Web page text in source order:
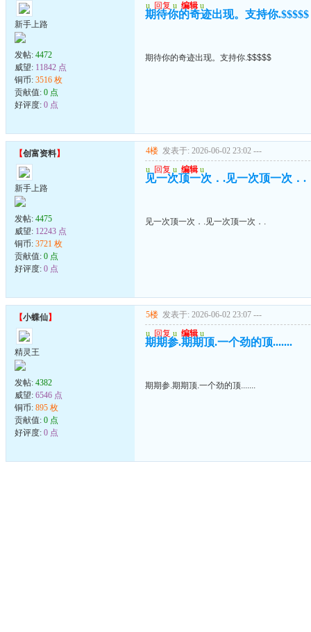
新手上路
发帖: 4472
威望: 11842 点
铜币: 3516 枚
贡献值: 0 点
好评度: 0 点
u 回复 u 编辑 u
期待你的奇迹出现。支持你.$$$$$
期待你的奇迹出现。支持你.$$$$$
【创富资料】
新手上路
发帖: 4475
威望: 12243 点
铜币: 3721 枚
贡献值: 0 点
好评度: 0 点
4楼 发表于: 2026-06-02 23:02 ---
u 回复 u 编辑 u
见一次顶一次．.见一次顶一次．.
见一次顶一次．.见一次顶一次．.
【小蝶仙】
精灵王
发帖: 4382
威望: 6546 点
铜币: 895 枚
贡献值: 0 点
好评度: 0 点
5楼 发表于: 2026-06-02 23:07 ---
u 回复 u 编辑 u
期期参.期期顶.一个劲的顶.......
期期参.期期顶.一个劲的顶.......